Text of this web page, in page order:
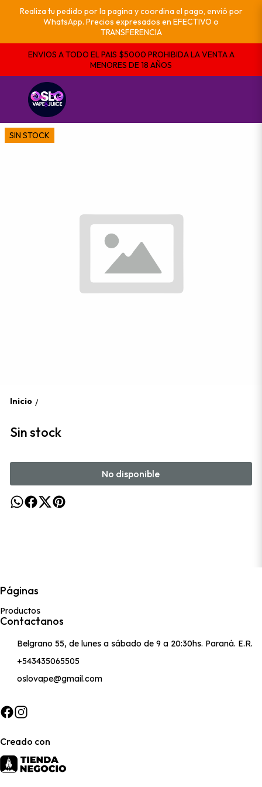
Realiza tu pedido por la pagina y coordina el pago, envió por
WhatsApp. Precios expresados en EFECTIVO o
TRANSFERENCIA
ENVIOS A TODO EL PAIS $5000 PROHIBIDA LA VENTA A
MENORES DE 18 AÑOS
SIN STOCK
Inicio /
Sin stock
No disponible
Páginas
Productos
Contactanos
Belgrano 55, de lunes a sábado de 9 a 20:30hs. Paraná. E.R.
+543435065505
oslovape@gmail.com
Creado con